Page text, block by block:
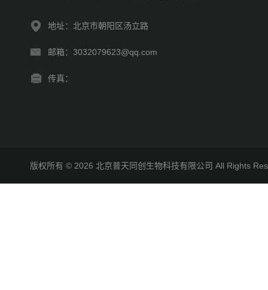
地址：北京市朝阳区汤立路
邮箱：3032079623@qq.com
传真：
版权所有 © 2026 北京普天同创生物科技有限公司 All Rights